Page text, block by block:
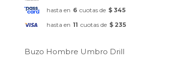
hasta en 6 cuotas de $ 345
hasta en 11 cuotas de $ 235
Buzo Hombre Umbro Drill